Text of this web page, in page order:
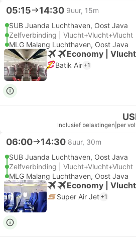
05:15 14:30 9uur, 15m
SUB Juanda Luchthaven, Oost Java
Zelfverbinding | Vlucht+Vlucht+Vlucht
MLG Malang Luchthaven, Oost Java
Economy |
Batik Air +1
Inclusief belastingen per
06:00 14:30 8uur, 30m
SUB Juanda Luchthaven, Oost Java
Zelfverbinding | Vlucht+Vlucht+Vlucht
MLG Malang Luchthaven, Oost Java
Economy |
Super Air Jet +1